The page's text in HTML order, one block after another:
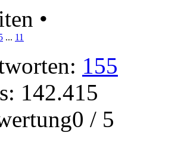
•
... 11
155
142.415
/ 5